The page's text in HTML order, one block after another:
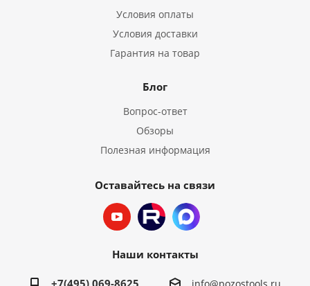
Условия оплаты
Условия доставки
Гарантия на товар
Блог
Вопрос-ответ
Обзоры
Полезная информация
Оставайтесь на связи
Наши контакты